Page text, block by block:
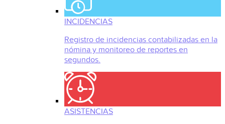
INCIDENCIAS
Registro de incidencias contabilizadas en la
nómina y monitoreo de reportes en
segundos.
ASISTENCIAS